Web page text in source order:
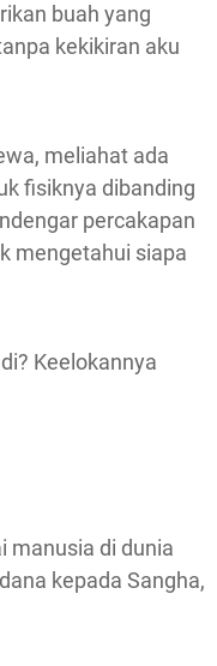
buah yang
kekikiran aku
meliahat ada
fisiknya dibanding
percakapan
mengetahui siapa
Keelokannya
manusia di dunia
kepada Sangha,